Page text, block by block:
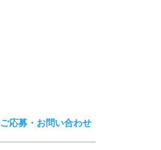
ご応募・お問い合わせ